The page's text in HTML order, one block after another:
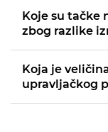
Koje su tačke
zbog razlike
Koja je
upravljačkog